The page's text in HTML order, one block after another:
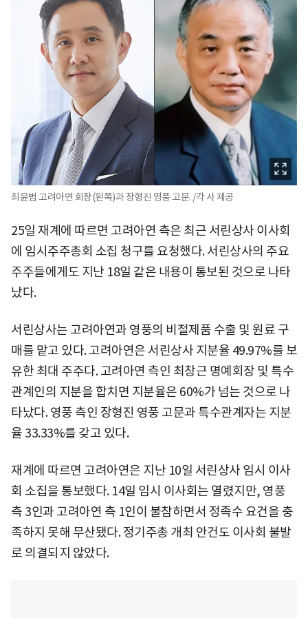
최윤범 고려아연 회장(왼쪽)과 장형진 영풍 고문. /각 사 제공
25일 재계에 따르면 고려아연 측은 최근 서린상사 이사회
에 임시주주총회 소집 청구를 요청했다. 서린상사의 주요
주주들에게도 지난 18일 같은 내용이 통보된 것으로 나타
났다.
서린상사는 고려아연과 영풍의 비철제품 수출 및 원료 구
매를 맡고 있다. 고려아연은 서린상사 지분율 49.97%를 보
유한 최대 주주다. 고려아연 측인 최창근 명예회장 및 특수
관계인의 지분을 합치면 지분율은 60%가 넘는 것으로 나
타났다. 영풍 측인 장형진 영풍 고문과 특수관계자는 지분
율 33.33%를 갖고 있다.
재계에 따르면 고려아연은 지난 10일 서린상사 임시 이사
회 소집을 통보했다. 14일 임시 이사회는 열렸지만, 영풍
측 3인과 고려아연 측 1인이 불참하면서 정족수 요건을 충
족하지 못해 무산됐다. 정기주총 개최 안건도 이사회 불발
로 의결되지 않았다.